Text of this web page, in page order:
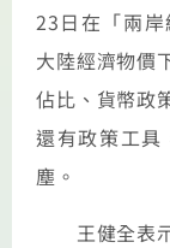
23日在「兩
大陸經濟物價
佔比、貨幣政
還有政策工具
塵。
王健全表示